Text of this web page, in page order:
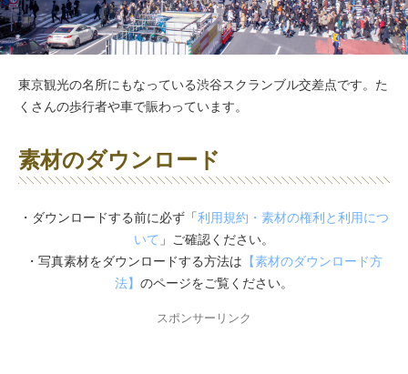
東京観光の名所にもなっている渋谷スクランブル交差点です。た
くさんの歩行者や車で賑わっています。
素材のダウンロード
・ダウンロードする前に必ず「利用規約・素材の権利と利用につ
いて 」ご確認ください。
・写真素材をダウンロードする方法は 【素材のダウンロード方
法】 のページをご覧ください。
スポンサーリンク